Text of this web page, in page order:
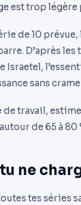
est trop
de 10
D’après
Israetel,
sans
travail,
de 65 à
ne
tes séries